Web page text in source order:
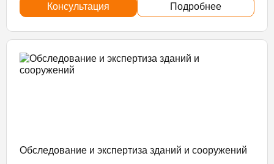
Консультация Подробнее
Обследование и экспертиза зданий и сооружений